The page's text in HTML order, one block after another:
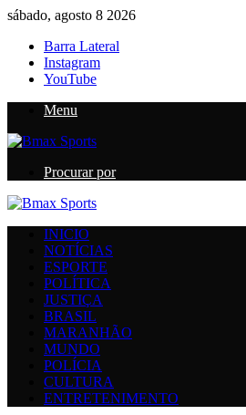
sábado, agosto 8 2026
Barra Lateral
Instagram
YouTube
Menu
Procurar por
INICIO
NOTÍCIAS
ESPORTE
POLÍTICA
JUSTIÇA
BRASIL
MARANHÃO
MUNDO
POLÍCIA
CULTURA
ENTRETENIMENTO